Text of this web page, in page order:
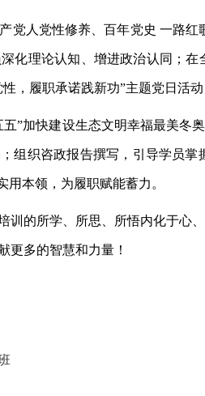
党人党性修养、百年党史 一路红
化理论认知、增进政治认同；
，履职承诺践新功”主题党日活
五”加快建设生态文明幸福最美冬
组织咨政报告撰写，引导学员
本领，为履职赋能蓄力。
训的所学、所思、所悟内化于
更多的智慧和力量！